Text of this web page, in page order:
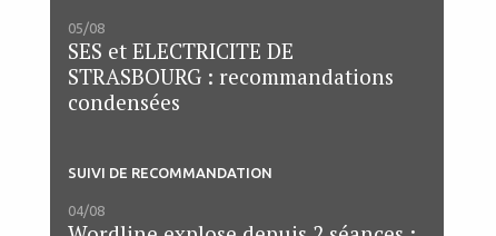
05/08
SES et ELECTRICITE DE
STRASBOURG : recommandations
condensées
SUIVI DE RECOMMANDATION
04/08